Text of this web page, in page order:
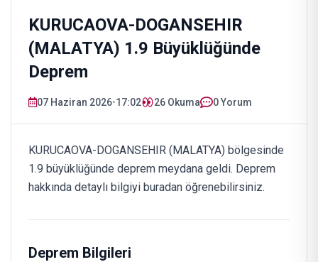
KURUCAOVA-DOGANSEHIR
(MALATYA) 1.9 Büyüklüğünde
Deprem
07 Haziran 2026•17:02 26 Okuma 0 Yorum
KURUCAOVA-DOGANSEHIR (MALATYA) bölgesinde
1.9 büyüklüğünde deprem meydana geldi. Deprem
hakkında detaylı bilgiyi buradan öğrenebilirsiniz.
Deprem Bilgileri